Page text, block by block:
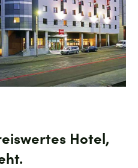
Hotel,